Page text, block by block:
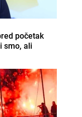
početak
smo, ali